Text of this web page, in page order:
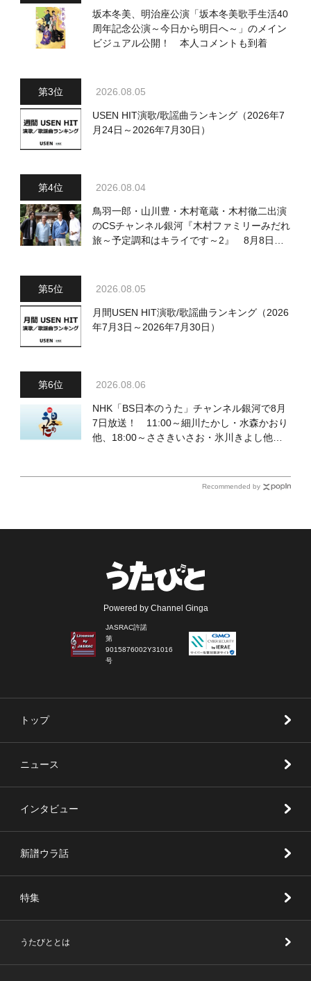
坂本冬美、明治座公演「坂本冬美歌手生活40
周年記念公演～今日から明日へ～」のメイン
ビジュアル公開！ 本人コメントも到着
2026.08.05
USEN HIT演歌/歌謡曲ランキング（2026年7
月24日～2026年7月30日）
2026.08.04
鳥羽一郎・山川豊・木村竜蔵・木村徹二出演
のCSチャンネル銀河『木村ファミリーみだれ
旅～予定調和はキライです～2』 8月8日
2026.08.05
月間USEN HIT演歌/歌謡曲ランキング（2026
年7月3日～2026年7月30日）
2026.08.06
NHK「BS日本のうた」チャンネル銀河で8月
7日放送！ 11:00～細川たかし・水森かおり
他、18:00～ささきいさお・氷川きよし他登
Recommended by
Powered by Channel Ginga
JASRAC許諾
第
9015876002Y31016
号
トップ
ニュース
インタビュー
新譜ウラ話
特集
うたびととは